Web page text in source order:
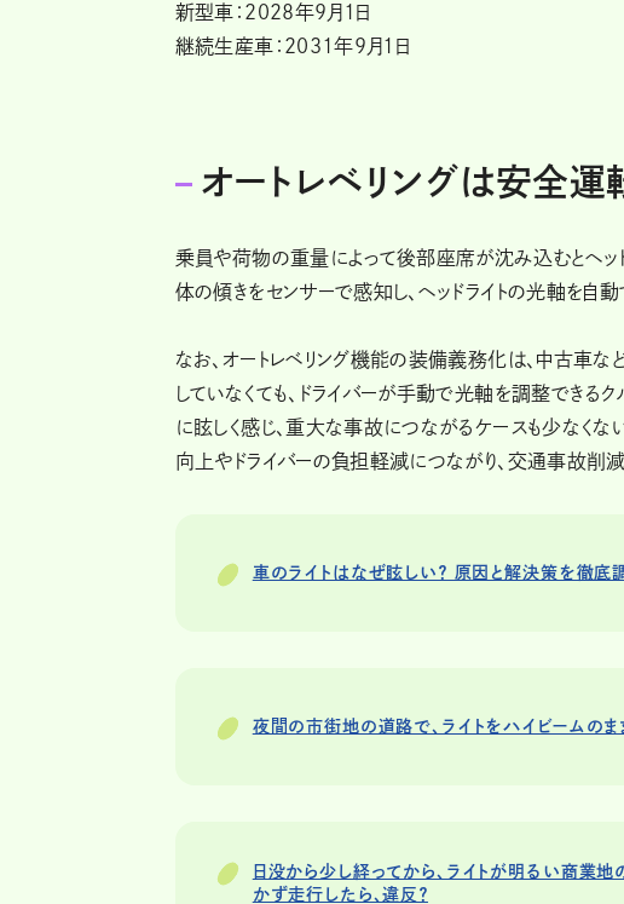
新型車：2028年9月1日
継続生産車：2031年9月1日
オートレベリングは安全
乗員や荷物の重量によって後部座席が沈み込むとヘッ
体の傾きをセンサーで感知し、ヘッドライトの光軸を自動
なお、オートレベリング機能の装備義務化は、中古車
していなくても、ドライバーが手動で光軸を調整できる
に眩しく感じ、重大な事故につながるケースも少なく
向上やドライバーの負担軽減につながり、交通事故削
車のライトはなぜ眩しい？ 原因と解決策を徹底調
夜間の市街地の道路で、ライトをハイビームのま
日没から少し経ってから、ライトが明るい商業
かず走行したら、違反？